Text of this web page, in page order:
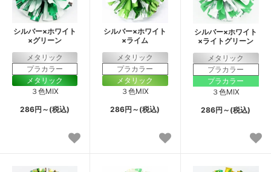
シルバー×ホワイト
×グリーン
メタリック
プラカラー
メタリック
３色MIX
286円～(税込)
シルバー×ホワイト
×ライム
メタリック
プラカラー
メタリック
３色MIX
286円～(税込)
シルバー×ホワイト
×ライトグリーン
メタリック
プラカラー
プラカラー
３色MIX
286円～(税込)